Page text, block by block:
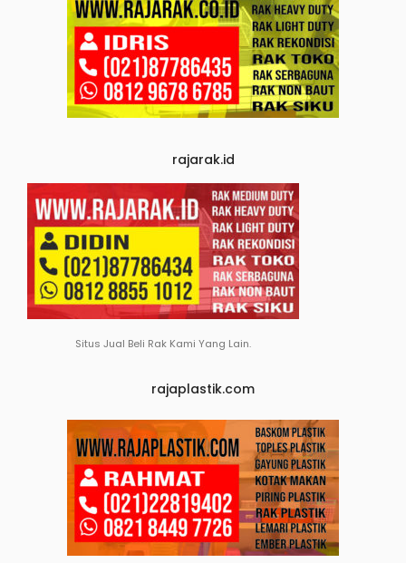
rajarak.id
Situs Jual Beli Rak Kami Yang Lain.
rajaplastik.com